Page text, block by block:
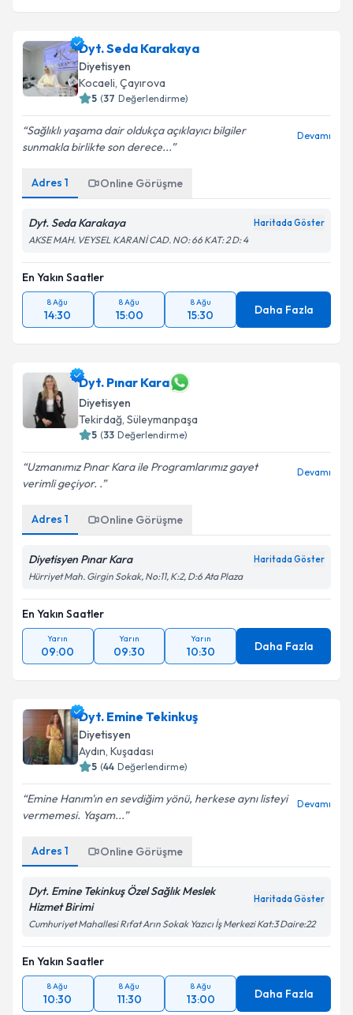
Dyt. Seda Karakaya
Diyetisyen
Kocaeli, Çayırova
5 (37 Değerlendirme)
Sağlıklı yaşama dair oldukça açıklayıcı bilgiler
sunmakla birlikte son derece...
Devamı
Adres 1 Online Görüşme
Dyt. Seda Karakaya Haritada Göster
AKSE MAH. VEYSEL KARANİ CAD. NO: 66 KAT: 2 D: 4
En Yakın Saatler
8 Ağu
14:30
8 Ağu
15:00
8 Ağu
15:30 Daha Fazla
Dyt. Pınar Kara
Diyetisyen
Tekirdağ, Süleymanpaşa
5 (33 Değerlendirme)
Uzmanımız Pınar Kara ile Programlarımız gayet
verimli geçiyor. .
Devamı
Adres 1 Online Görüşme
Diyetisyen Pınar Kara Haritada Göster
Hürriyet Mah. Girgin Sokak, No:11, K:2, D:6 Ata Plaza
En Yakın Saatler
Yarın
09:00
Yarın
09:30
Yarın
10:30 Daha Fazla
Dyt. Emine Tekinkuş
Diyetisyen
Aydın, Kuşadası
5 (44 Değerlendirme)
Emine Hanım'ın en sevdiğim yönü, herkese aynı listeyi
vermemesi. Yaşam...
Devamı
Adres 1 Online Görüşme
Dyt. Emine Tekinkuş Özel Sağlık Meslek
Hizmet Birimi
Haritada Göster
Cumhuriyet Mahallesi Rıfat Arın Sokak Yazıcı İş Merkezi Kat:3 Daire:22
En Yakın Saatler
8 Ağu
10:30
8 Ağu
11:30
8 Ağu
13:00 Daha Fazla